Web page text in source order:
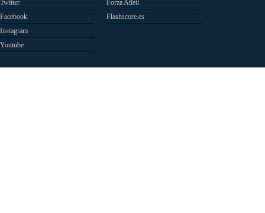
Twitter
Facebook
Instagram
Youtube
Forza Atleti
Flashscore.es